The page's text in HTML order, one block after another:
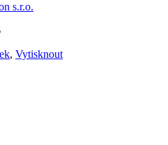
s.r.o.
, Vytisknout